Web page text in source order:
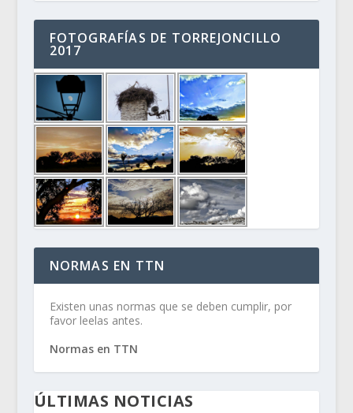
FOTOGRAFÍAS DE TORREJONCILLO
2017
NORMAS EN TTN
Existen unas normas que se deben cumplir, por
favor leelas antes.
Normas en TTN
ÚLTIMAS NOTICIAS